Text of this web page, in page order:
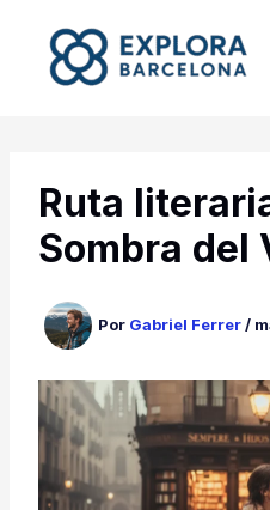
contenido
Ruta
Sombra del
Por Gabriel Ferrer/